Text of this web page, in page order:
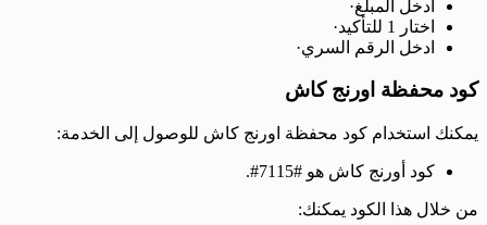
ادخل المبلغ·
اختار 1 للتأكيد·
ادخل الرقم السري·
كود محفظة اورنج كاش
يمكنك استخدام كود محفظة اورنج كاش للوصول إلى الخدمة:
كود أورنج كاش هو #7115#.
من خلال هذا الكود يمكنك: